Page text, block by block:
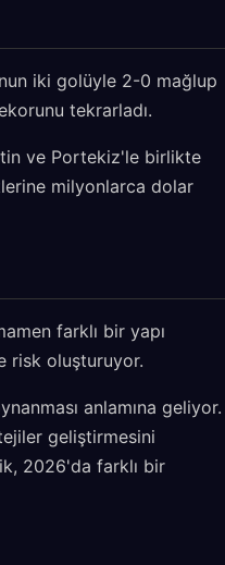
iki golüyle 2-0 mağlup
tekrarladı.
ve Portekiz'le birlikte
milyonlarca dolar
farklı bir yapı
risk oluşturuyor.
anlamına geliyor.
geliştirmesini
2026'da farklı bir